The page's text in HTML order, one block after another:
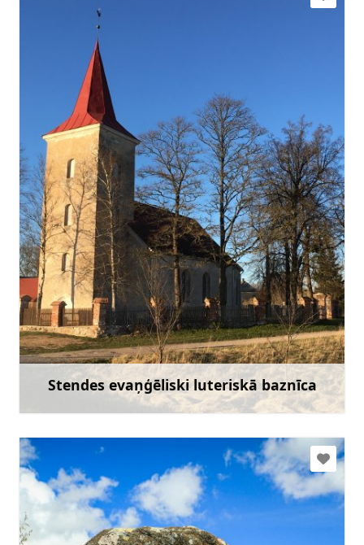
Stendes evaņģēliski luteriskā baznīca
+371 29960452
Doties
Uzzināt vairāk